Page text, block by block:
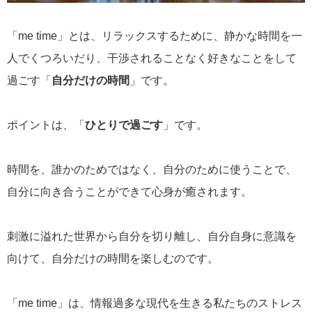
「me time」とは、リラックスするために、静かな時間を一
人でくつろいだり、干渉されることなく好きなことをして
過ごす「 自分だけの時間 」です。
ポイントは、「 ひとりで過ごす 」です。
時間を、誰かのためではなく、自分のために使うことで、
自分に向き合うことができて心身が癒されます。
刺激に溢れた世界から自分を切り離し、自分自身に意識を
向けて、自分だけの時間を楽しむのです。
「me time」は、情報過多な現代を生きる私たちのストレス